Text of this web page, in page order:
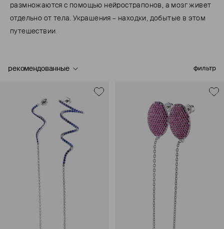
размножаются с помощью нейрострапонов, а мозг живет
отдельно от тела. Украшения – находки, добытые в этом
путешествии.
фильтр
рекомендованные